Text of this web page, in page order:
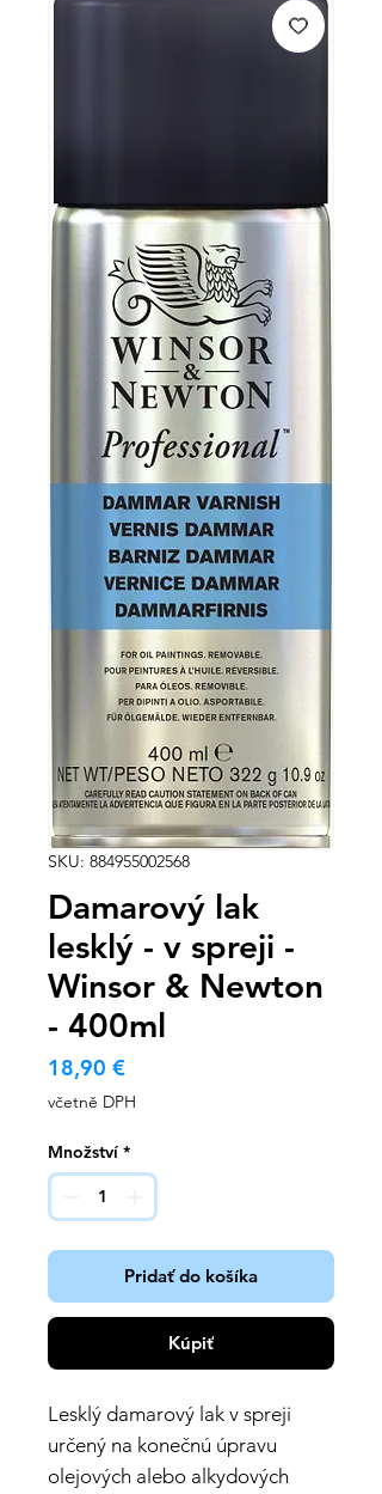
SKU: 884955002568
Damarový lak
lesklý - v spreji -
Winsor & Newton
- 400ml
18,90 €Cena
včetně DPH
Množství *
Pridať do košíka
Kúpiť
Lesklý damarový lak v spreji
určený na konečnú úpravu
olejových alebo alkydových